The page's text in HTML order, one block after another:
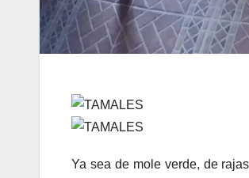
Ya sea de mole verde, de